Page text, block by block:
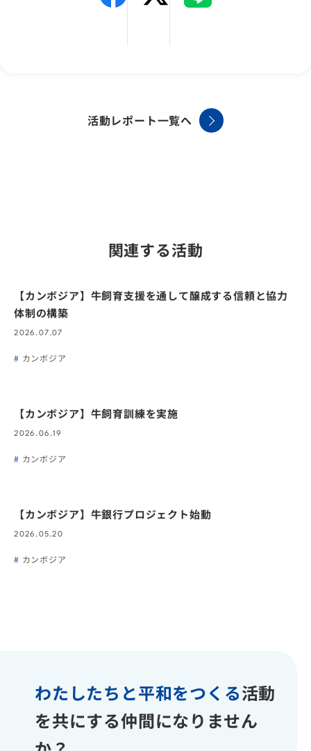
活動レポート一覧へ
関連する活動
【カンボジア】牛飼育支援を通して醸成する信頼と協力
体制の構築
2026.07.07
カンボジア
【カンボジア】牛飼育訓練を実施
2026.06.19
カンボジア
【カンボジア】牛銀行プロジェクト始動
2026.05.20
カンボジア
わたしたちと平和をつくる活動
を共にする仲間になりません